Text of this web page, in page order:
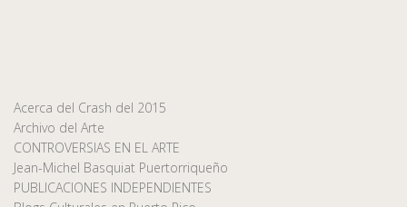
Acerca del Crash del 2015
Archivo del Arte
CONTROVERSIAS EN EL ARTE
Jean-Michel Basquiat Puertorriqueño
PUBLICACIONES INDEPENDIENTES